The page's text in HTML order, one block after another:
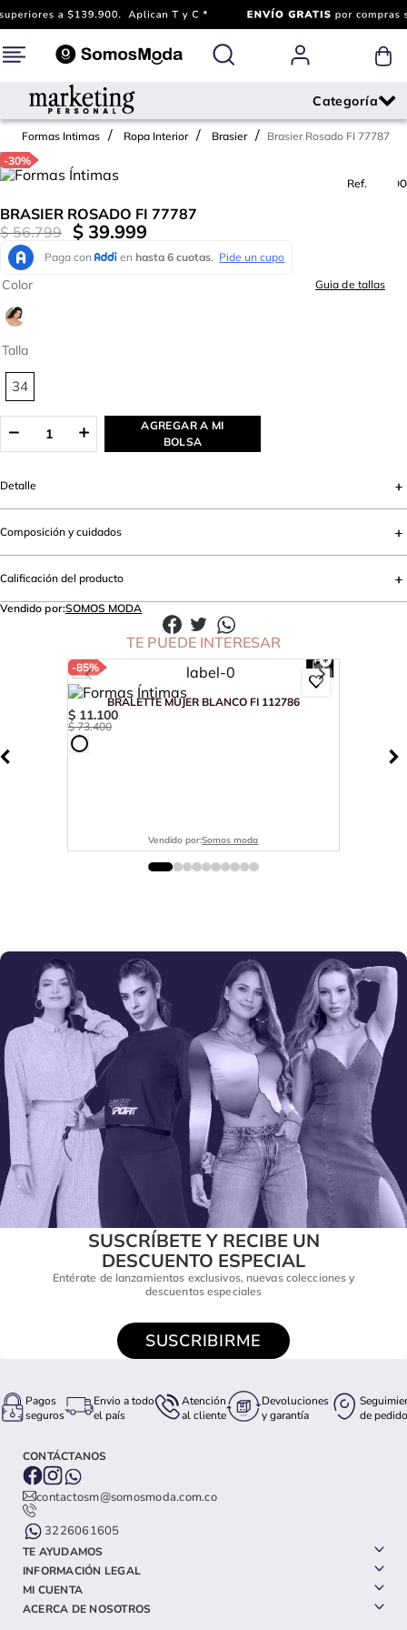
Formas Intimas Ropa Interior Brasier
Brasier Rosado FI 77787
-30%
Ref.
613000
BRASIER ROSADO FI 77787
$ 56.799 $ 39.999
Talla
34
Color Guia de tallas
AGREGAR A MI
BOLSA
Detalle
Composición y cuidados
Calificación del producto
Vendido por:SOMOS MODA
TE PUEDE INTERESAR
-85%
BRALETTE MUJER BLANCO FI 112786
$ 11.100
$ 73.400
Vendido por:Somos moda
SUSCRÍBETE Y RECIBE UN
DESCUENTO ESPECIAL
Entérate de lanzamientos exclusivos, nuevas colecciones y
descuentos especiales
SUSCRIBIRME
Pagos
seguros
Envio a todo
el país
Atención
al cliente
Devoluciones
y garantía
de pedido
CONTÁCTANOS
contactosm@somosmoda.com.co
3226061605
TE AYUDAMOS
INFORMACIÓN LEGAL
MI CUENTA
ACERCA DE NOSOTROS